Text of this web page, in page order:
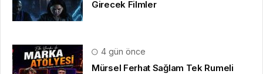
Girecek Filmler
4 gün önce
Mürsel Ferhat Sağlam Tek Rumeli